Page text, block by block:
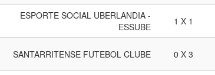
ESPORTE SOCIAL UBERLANDIA -
ESSUBE
1 X 1
SANTARRITENSE FUTEBOL CLUBE 0 X 3